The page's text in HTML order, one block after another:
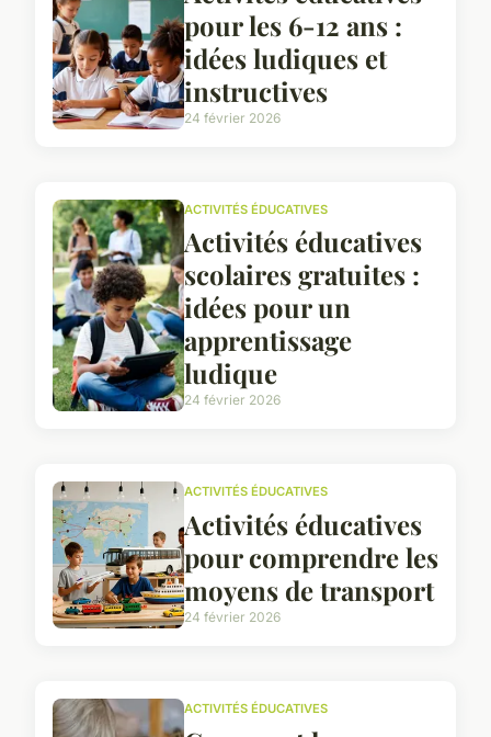
pour les 6-12 ans :
idées ludiques et
instructives
24 février 2026
ACTIVITÉS ÉDUCATIVES
Activités éducatives
scolaires gratuites :
idées pour un
apprentissage
ludique
24 février 2026
ACTIVITÉS ÉDUCATIVES
Activités éducatives
pour comprendre les
moyens de transport
24 février 2026
ACTIVITÉS ÉDUCATIVES